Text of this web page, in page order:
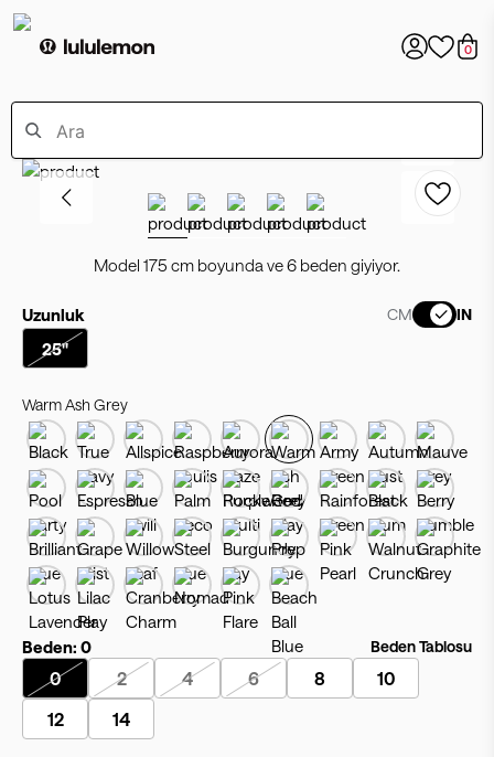
0
Model 175 cm boyunda ve 6 beden giyiyor.
Uzunluk CM IN
25"
Warm Ash Grey
Beden: 0 Beden Tablosu
0 2 4 6 8
10
12
14